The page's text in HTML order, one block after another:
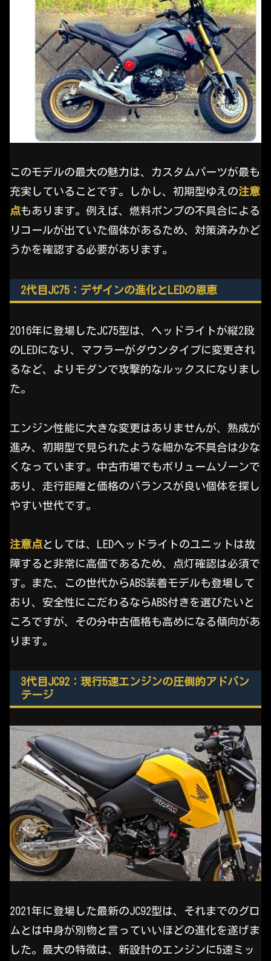
このモデルの最大の魅力は、カスタムパーツが最も
充実していることです。しかし、初期型ゆえの注意
点もあります。例えば、燃料ポンプの不具合による
リコールが出ていた個体があるため、対策済みかど
うかを確認する必要があります。
2代目JC75：デザインの進化とLEDの恩恵
2016年に登場したJC75型は、ヘッドライトが縦2段
のLEDになり、マフラーがダウンタイプに変更され
るなど、よりモダンで攻撃的なルックスになりまし
た。
エンジン性能に大きな変更はありませんが、熟成が
進み、初期型で見られたような細かな不具合は少な
くなっています。中古市場でもボリュームゾーンで
あり、走行距離と価格のバランスが良い個体を探し
やすい世代です。
注意点としては、LEDヘッドライトのユニットは故
障すると非常に高価であるため、点灯確認は必須で
す。また、この世代からABS装着モデルも登場して
おり、安全性にこだわるならABS付きを選びたいと
ころですが、その分中古価格も高めになる傾向があ
ります。
3代目JC92：現行5速エンジンの圧倒的アドバン
テージ
2021年に登場した最新のJC92型は、それまでのグロ
ムとは中身が別物と言っていいほどの進化を遂げま
した。最大の特徴は、新設計のエンジンに5速ミッ